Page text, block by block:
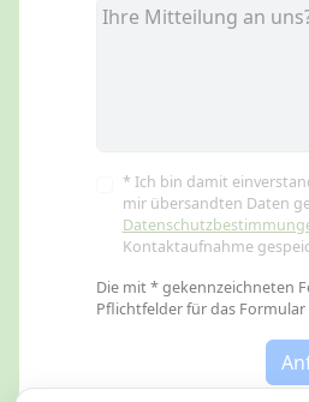
* Ich bin damit
mir übersandten Daten
Kontaktaufnahme
Die mit * gekennzeichneten
Pflichtfelder für das Formular